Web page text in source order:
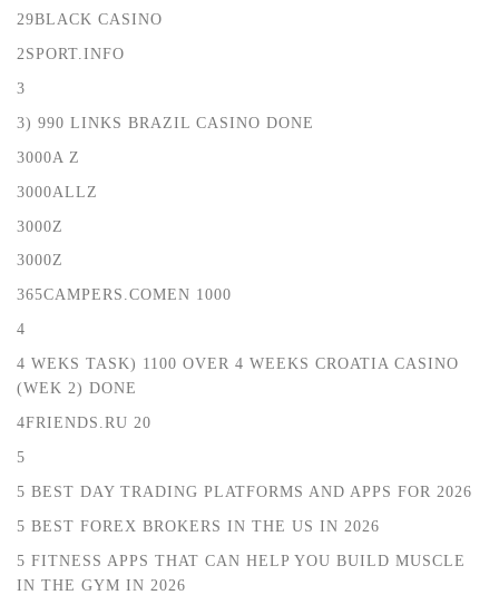
29BLACK CASINO
2SPORT.INFO
3
3) 990 LINKS BRAZIL CASINO DONE
3000A Z
3000ALLZ
3000Z
3000Z
365CAMPERS.COMEN 1000
4
4 WEKS TASK) 1100 OVER 4 WEEKS CROATIA CASINO
(WEK 2) DONE
4FRIENDS.RU 20
5
5 BEST DAY TRADING PLATFORMS AND APPS FOR 2026
5 BEST FOREX BROKERS IN THE US IN 2026
5 FITNESS APPS THAT CAN HELP YOU BUILD MUSCLE
IN THE GYM IN 2026